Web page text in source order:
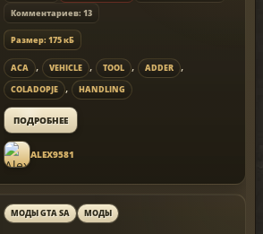
Комментариев: 13
Размер: 175 кБ
ACA , VEHICLE , TOOL , ADDER ,
COLADOPJE , HANDLING
ПОДРОБНЕЕ
ALEX9581
МОДЫ GTA SA МОДЫ